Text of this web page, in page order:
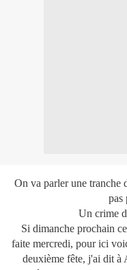
On va parler une tranche
pas
Un crime
Si dimanche prochain
faite mercredi, pour ici
deuxième fête, j'ai dit à